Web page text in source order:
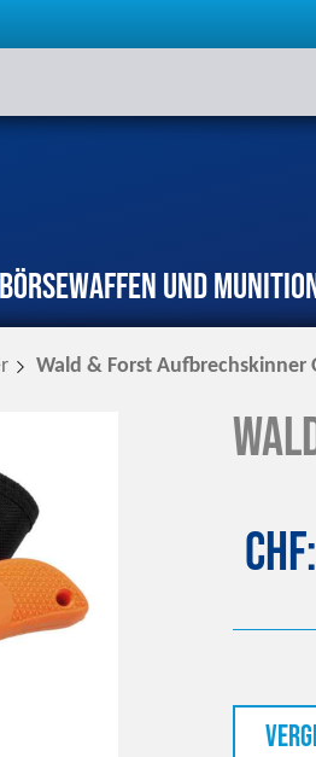
BörseWaffen und
Wald & Forst Aufbrechskinner
CHF